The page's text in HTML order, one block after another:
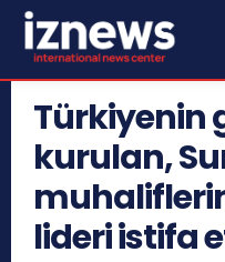
Türkiyenin
kurulan,
lideri istifa